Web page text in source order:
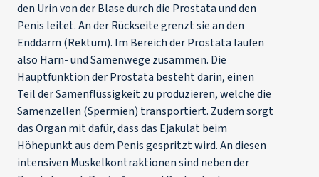
den Urin von der Blase durch die Prostata und den
Penis leitet. An der Rückseite grenzt sie an den
Enddarm (Rektum). Im Bereich der Prostata laufen
also Harn- und Samenwege zusammen. Die
Hauptfunktion der Prostata besteht darin, einen
Teil der Samenflüssigkeit zu produzieren, welche die
Samenzellen (Spermien) transportiert. Zudem sorgt
das Organ mit dafür, dass das Ejakulat beim
Höhepunkt aus dem Penis gespritzt wird. An diesen
intensiven Muskelkontraktionen sind neben der